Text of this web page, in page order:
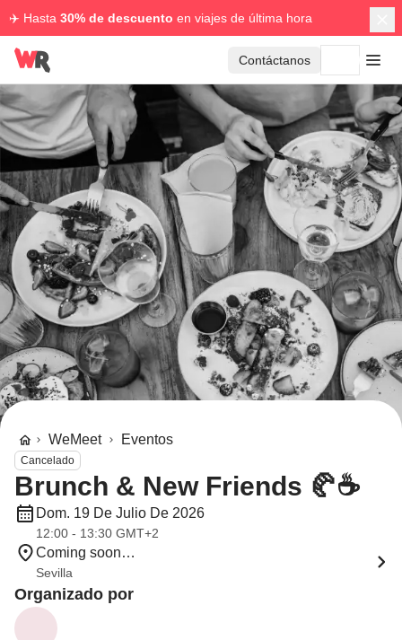
✈️ Hasta 30% de descuento en viajes de última hora
Contáctanos
WeMeet Eventos
Cancelado
Brunch & New Friends 🥐☕
Dom. 19 De Julio De 2026
12:00 - 13:30 GMT+2
Coming soon…
Sevilla
Organizado por